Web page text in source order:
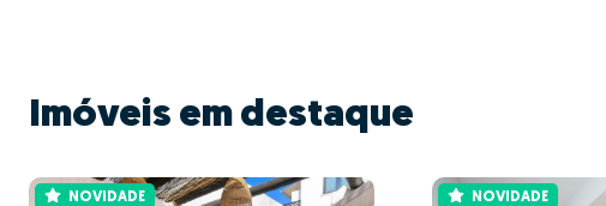
Imóveis em destaque
NOVIDADE NOVIDADE